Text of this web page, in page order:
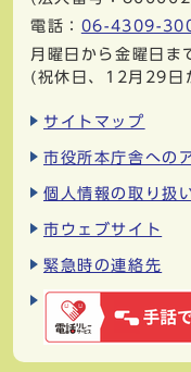
電話： 06-4309-
月曜日から金曜日
(祝休日、12月29日
サイトマップ
市役所本庁舎への
個人情報の取り扱
市ウェブサイト
緊急時の連絡先